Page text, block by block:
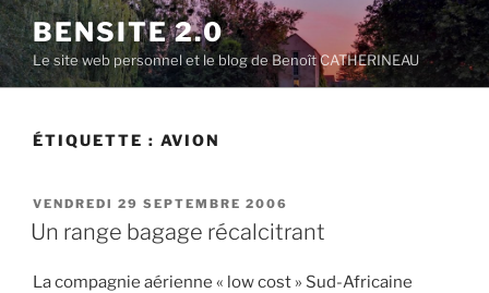
Aller
au
contenu
principal
BENSITE 2.0
Le site web personnel et le blog de Benoît CATHERINEAU
ÉTIQUETTE : AVION
PUBLIÉ
LE
VENDREDI 29 SEPTEMBRE 2006
Un range bagage récalcitrant
La compagnie aérienne « low cost » Sud-Africaine